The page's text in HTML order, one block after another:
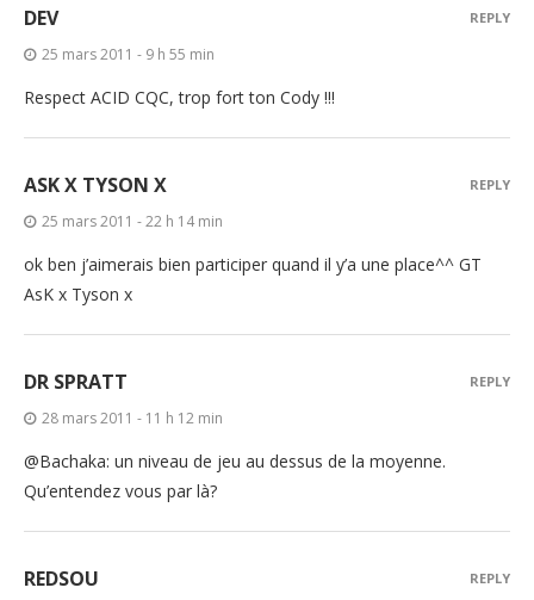
DEV
25 mars 2011 - 9 h 55 min
Respect ACID CQC, trop fort ton Cody !!!
REPLY
ASK X TYSON X
25 mars 2011 - 22 h 14 min
ok ben j’aimerais bien participer quand il y’a une place^^ GT
AsK x Tyson x
REPLY
DR SPRATT
28 mars 2011 - 11 h 12 min
@Bachaka: un niveau de jeu au dessus de la moyenne.
Qu’entendez vous par là?
REPLY
REDSOU REPLY